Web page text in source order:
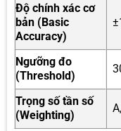
Độ chính xác cơ
bản (Basic
Accuracy)
Ngưỡng đo
(Threshold)
Trọng số tần số
(Weighting)